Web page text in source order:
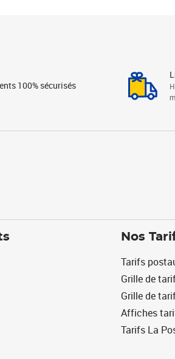
100% sécurisés
Nos
Tarifs
Grille de
Grille de
Affiches
Tarifs La